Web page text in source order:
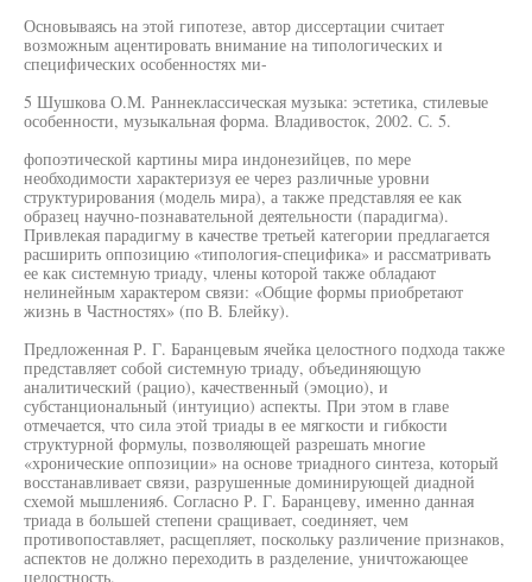
Основываясь на этой гипотезе, автор диссертации считает
возможным ацентировать внимание на типологических и
специфических особенностях ми-
5 Шушкова О.М. Раннеклассическая музыка: эстетика, стилевые
особенности, музыкальная форма. Владивосток, 2002. С. 5.
фопоэтической картины мира индонезийцев, по мере
необходимости характеризуя ее через различные уровни
структурирования (модель мира), а также представляя ее как
образец научно-познавательной деятельности (парадигма).
Привлекая парадигму в качестве третьей категории предлагается
расширить оппозицию «типология-специфика» и рассматривать
ее как системную триаду, члены которой также обладают
нелинейным характером связи: «Общие формы приобретают
жизнь в Частностях» (по В. Блейку).
Предложенная Р. Г. Баранцевым ячейка целостного подхода также
представляет собой системную триаду, объединяющую
аналитический (рацио), качественный (эмоцио), и
субстанциональный (интуицио) аспекты. При этом в главе
отмечается, что сила этой триады в ее мягкости и гибкости
структурной формулы, позволяющей разрешать многие
«хронические оппозиции» на основе триадного синтеза, который
восстанавливает связи, разрушенные доминирующей диадной
схемой мышления6. Согласно Р. Г. Баранцеву, именно данная
триада в большей степени сращивает, соединяет, чем
противопоставляет, расщепляет, поскольку различение признаков,
аспектов не должно переходить в разделение, уничтожающее
целостность.